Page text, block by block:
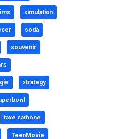
simulation
soda
souvenir
strategy
taxe carbone
TeenMovie